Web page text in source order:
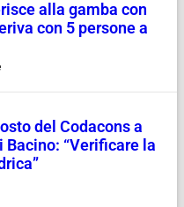
alla gamba con
con 5 persone a
del Codacons a
“Verificare la